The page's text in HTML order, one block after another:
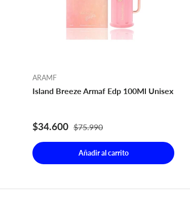
ARAMF
Island Breeze Armaf Edp 100Ml Unisex
Precio de venta
$34.600 Precio normal
$75.990
Añadir al carrito